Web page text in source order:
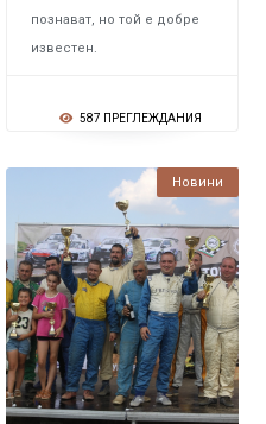
познават, но той е добре
известен.
587 ПРЕГЛЕЖДАНИЯ
Новини